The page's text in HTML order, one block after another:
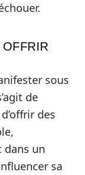
sous
de
des
dans un
sa